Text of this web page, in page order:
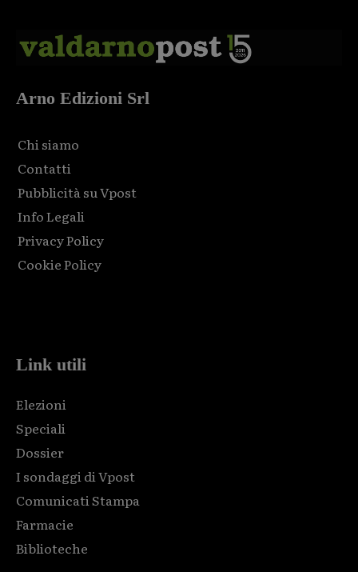
Arno Edizioni Srl
Chi siamo
Contatti
Pubblicità su Vpost
Info Legali
Privacy Policy
Cookie Policy
Link utili
Elezioni
Speciali
Dossier
I sondaggi di Vpost
Comunicati Stampa
Farmacie
Biblioteche